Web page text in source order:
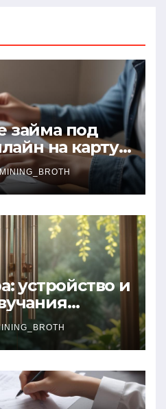
займа под
на карту
офис: порядок,
документы
MINING_BROTH
устройство и